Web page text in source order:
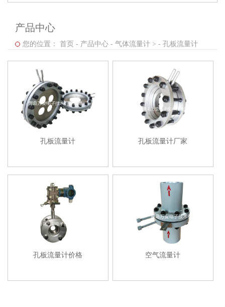
产品中心
您的位置： 首页 - 产品中心 - 气体流量计 > - 孔板流量计
孔板流量计 孔板流量计厂家
孔板流量计价格 空气流量计